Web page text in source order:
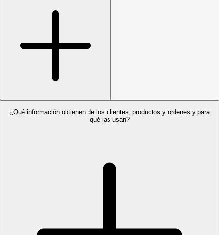
¿Qué información obtienen de los clientes, productos y ordenes y para
qué las usan?